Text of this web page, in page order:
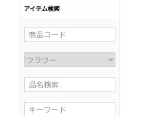
アイテム検索